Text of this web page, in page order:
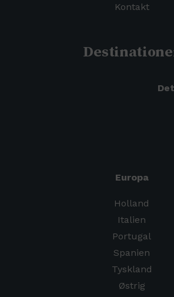
Kontakt
Europa
Holland
Italien
Portugal
Spanien
Tyskland
Østrig